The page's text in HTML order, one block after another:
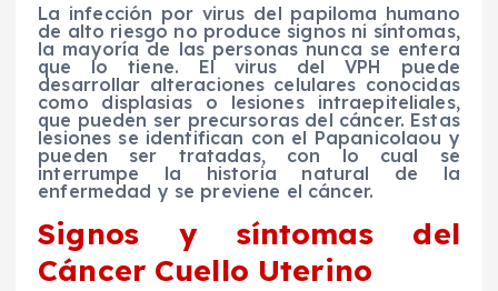
La infección por virus del papiloma humano
de alto riesgo no produce signos ni síntomas,
la mayoría de las personas nunca se entera
que lo tiene. El virus del VPH puede
desarrollar alteraciones celulares conocidas
como displasias o lesiones intraepiteliales,
que pueden ser precursoras del cáncer. Estas
lesiones se identifican con el Papanicolaou y
pueden ser tratadas, con lo cual se
interrumpe la historia natural de la
enfermedad y se previene el cáncer.
Signos y síntomas del
Cáncer Cuello Uterino